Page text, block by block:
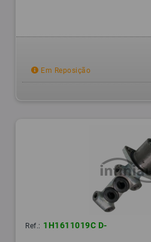
Em Reposição
Ref.: 1H1611019C D-